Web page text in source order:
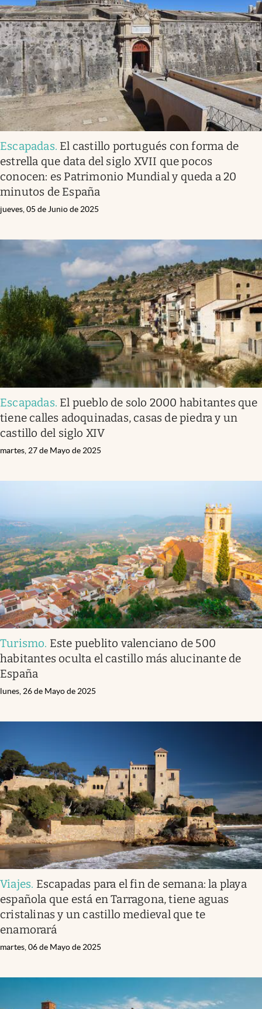
Escapadas. El castillo portugués con forma de
estrella que data del siglo XVII que pocos
conocen: es Patrimonio Mundial y queda a 20
minutos de España
jueves, 05 de Junio de 2025
Escapadas. El pueblo de solo 2000 habitantes que
tiene calles adoquinadas, casas de piedra y un
castillo del siglo XIV
martes, 27 de Mayo de 2025
Turismo. Este pueblito valenciano de 500
habitantes oculta el castillo más alucinante de
España
lunes, 26 de Mayo de 2025
Viajes. Escapadas para el fin de semana: la playa
española que está en Tarragona, tiene aguas
cristalinas y un castillo medieval que te
enamorará
martes, 06 de Mayo de 2025